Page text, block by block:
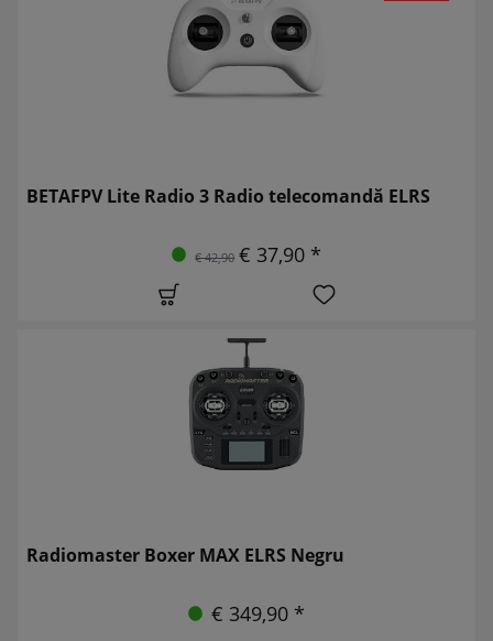
BETAFPV Lite Radio 3 Radio telecomandă ELRS
€ 42,90 € 37,90 *
Radiomaster Boxer MAX ELRS Negru
€ 349,90 *